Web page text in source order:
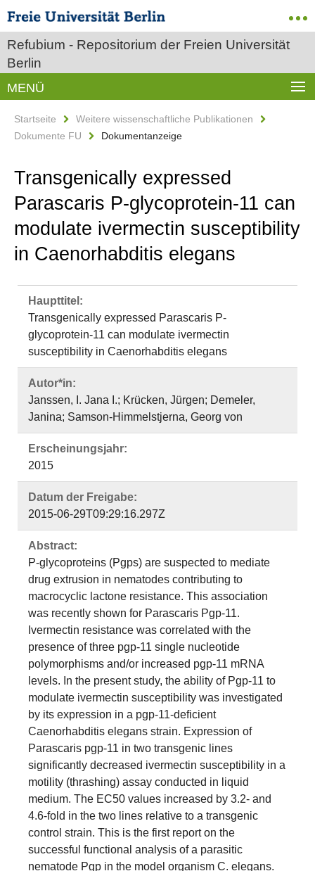
Refubium - Repositorium der Freien Universität
Berlin
MENÜ
Startseite
Weitere wissenschaftliche Publikationen
Dokumente FU
Dokumentanzeige
Transgenically expressed
Parascaris P-glycoprotein-11 can
modulate ivermectin susceptibility
in Caenorhabditis elegans
Haupttitel:
Transgenically expressed Parascaris P-
glycoprotein-11 can modulate ivermectin
susceptibility in Caenorhabditis elegans
Autor*in:
Janssen, I. Jana I.; Krücken, Jürgen; Demeler,
Janina; Samson-Himmelstjerna, Georg von
Erscheinungsjahr:
2015
Datum der Freigabe:
2015-06-29T09:29:16.297Z
Abstract:
P-glycoproteins (Pgps) are suspected to mediate
drug extrusion in nematodes contributing to
macrocyclic lactone resistance. This association
was recently shown for Parascaris Pgp-11.
Ivermectin resistance was correlated with the
presence of three pgp-11 single nucleotide
polymorphisms and/or increased pgp-11 mRNA
levels. In the present study, the ability of Pgp-11 to
modulate ivermectin susceptibility was investigated
by its expression in a pgp-11-deficient
Caenorhabditis elegans strain. Expression of
Parascaris pgp-11 in two transgenic lines
significantly decreased ivermectin susceptibility in a
motility (thrashing) assay conducted in liquid
medium. The EC50 values increased by 3.2- and
4.6-fold in the two lines relative to a transgenic
control strain. This is the first report on the
successful functional analysis of a parasitic
nematode Pgp in the model organism C. elegans.